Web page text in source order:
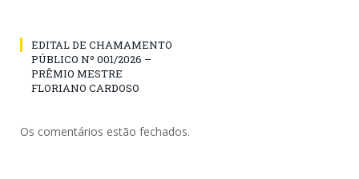
EDITAL DE CHAMAMENTO
PÚBLICO Nº 001/2026 –
PRÊMIO MESTRE
FLORIANO CARDOSO
Os comentários estão fechados.